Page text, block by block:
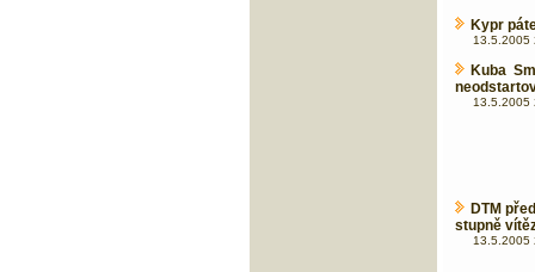
Kypr
13.5.2005
Kuba
13.5.2005
DTM
stupně
13.5.2005